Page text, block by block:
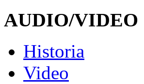
AUDIO/VIDEO
Historia
Video